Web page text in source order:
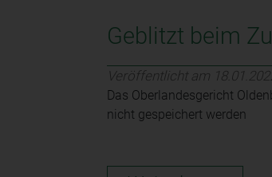
Geblitzt beim
Veröffentlicht am
Das Oberlandesgericht
nicht gespeichert werden